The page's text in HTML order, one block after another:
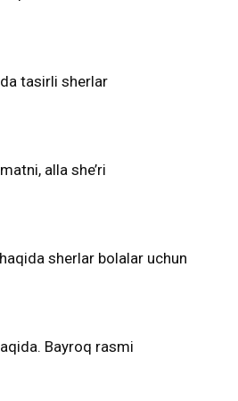
tasirli sherlar
alla she’ri
sherlar bolalar uchun
Bayroq rasmi